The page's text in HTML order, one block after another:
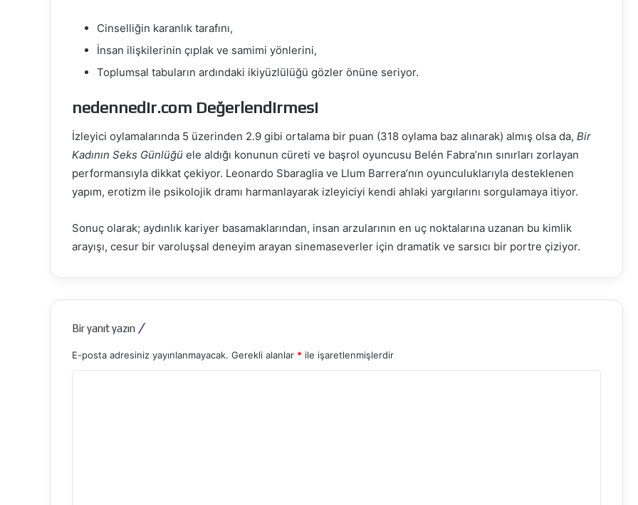
Cinselliğin karanlık tarafını,
İnsan ilişkilerinin çıplak ve samimi yönlerini,
Toplumsal tabuların ardındaki ikiyüzlülüğü gözler önüne seriyor.
nedennedir.com Değerlendirmesi
İzleyici oylamalarında 5 üzerinden 2.9 gibi ortalama bir puan (318 oylama baz alınarak) almış olsa da, Bir
Kadının Seks Günlüğüele aldığı konunun cüreti ve başrol oyuncusu Belén Fabra’nın sınırları zorlayan
performansıyla dikkat çekiyor. Leonardo Sbaraglia ve Llum Barrera’nın oyunculuklarıyla desteklenen
yapım, erotizm ile psikolojik dramı harmanlayarak izleyiciyi kendi ahlaki yargılarını sorgulamaya itiyor.
Sonuç olarak; aydınlık kariyer basamaklarından, insan arzularının en uç noktalarına uzanan bu kimlik
arayışı, cesur bir varoluşsal deneyim arayan sinemaseverler için dramatik ve sarsıcı bir portre çiziyor.
Bir yanıt yazın
E-posta adresiniz yayınlanmayacak. Gerekli alanlar *ile işaretlenmişlerdir